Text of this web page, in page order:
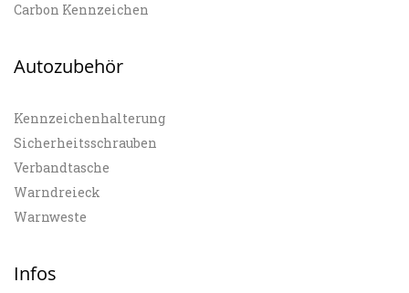
Carbon Kennzeichen
Autozubehör
Kennzeichenhalterung
Sicherheitsschrauben
Verbandtasche
Warndreieck
Warnweste
Infos